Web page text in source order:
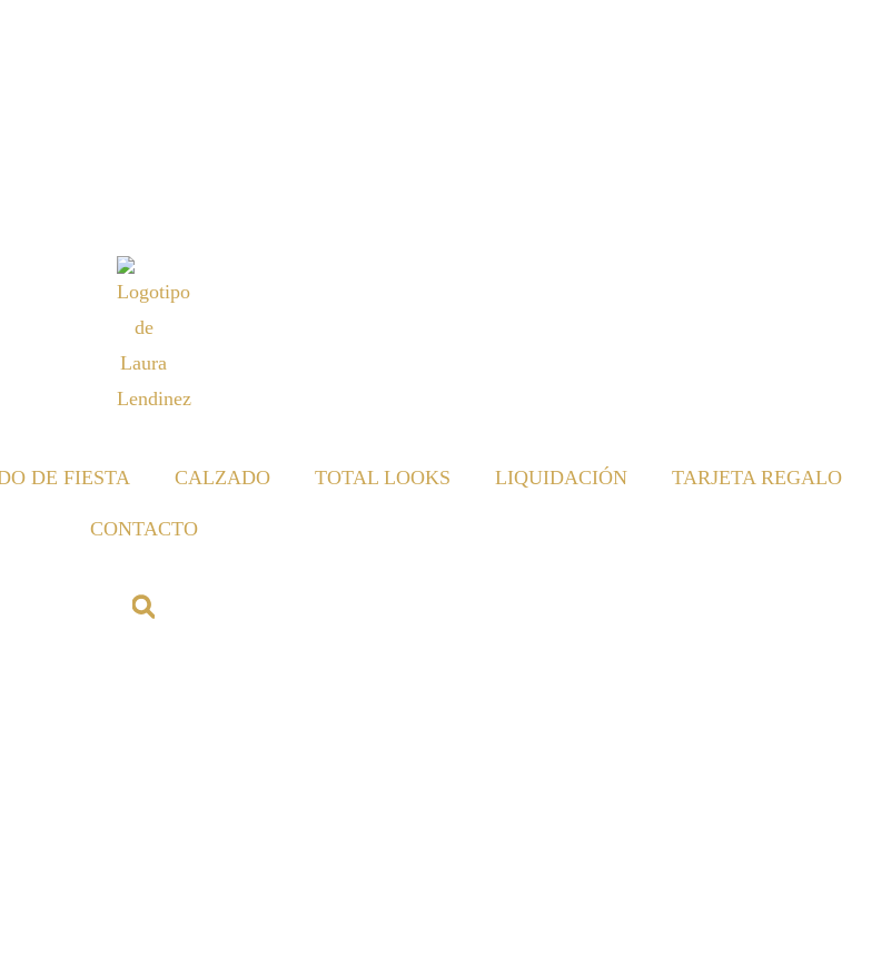
DE FIESTA CALZADO TOTAL LOOKS LIQUIDACIÓN TARJETA REGALO
CONTACTO